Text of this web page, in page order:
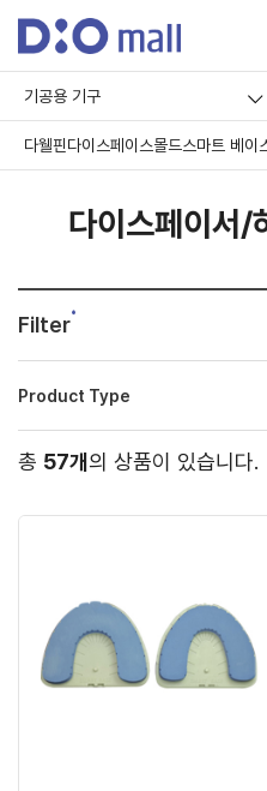
기공용 기구
다웰핀다이스페이스몰드스마트 베이
다이스페이서/
Filter
Product Type
총 57개의 상품이 있습니다.